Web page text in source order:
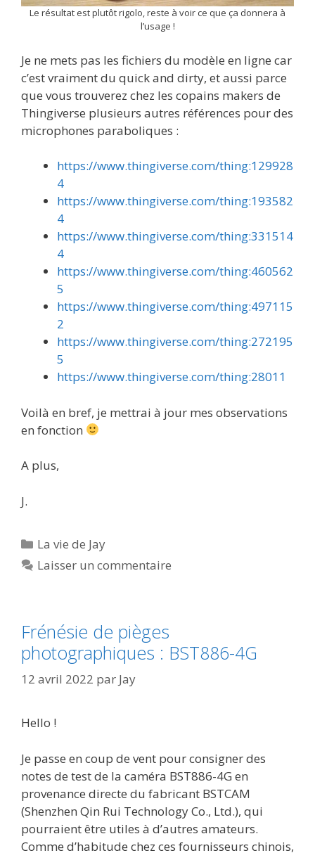
Le résultat est plutôt rigolo, reste à voir ce que ça donnera à
l’usage !
Je ne mets pas les fichiers du modèle en ligne car
c’est vraiment du quick and dirty, et aussi parce
que vous trouverez chez les copains makers de
Thingiverse plusieurs autres références pour des
microphones paraboliques :
https://www.thingiverse.com/thing:129928
4
https://www.thingiverse.com/thing:193582
4
https://www.thingiverse.com/thing:331514
4
https://www.thingiverse.com/thing:460562
5
https://www.thingiverse.com/thing:497115
2
https://www.thingiverse.com/thing:272195
5
https://www.thingiverse.com/thing:28011
Voilà en bref, je mettrai à jour mes observations
en fonction
A plus,
J.
Catégories
La vie de Jay
Laisser un commentaire
Frénésie de pièges
photographiques : BST886-4G
12 avril 2022 par Jay
Hello !
Je passe en coup de vent pour consigner des
notes de test de la caméra BST886-4G en
provenance directe du fabricant BSTCAM
(Shenzhen Qin Rui Technology Co., Ltd.), qui
pourraient être utiles à d’autres amateurs.
Comme d’habitude chez ces fournisseurs chinois,